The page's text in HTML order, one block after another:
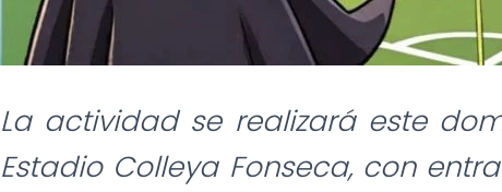
La actividad se realizará este
Estadio Colleya Fonseca, con